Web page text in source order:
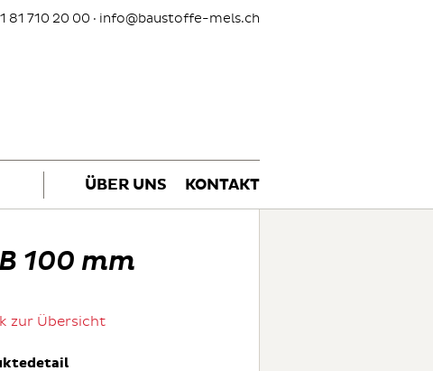
81 710 20 00 · info@baustoffe-mels.ch
ÜBER UNS KONTAKT
100 mm
zur Übersicht